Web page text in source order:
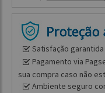
Satisfação
Pagamento via
sua compra caso não
Ambiente seguro